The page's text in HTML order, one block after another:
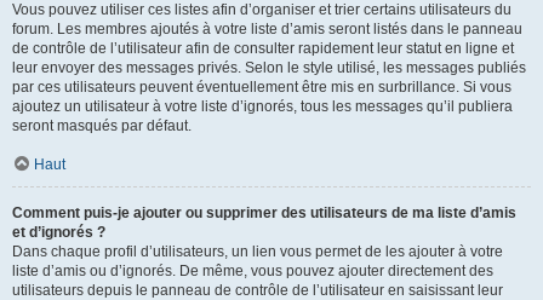
Vous pouvez utiliser ces listes afin d’organiser et trier certains utilisateurs du
forum. Les membres ajoutés à votre liste d’amis seront listés dans le panneau
de contrôle de l’utilisateur afin de consulter rapidement leur statut en ligne et
leur envoyer des messages privés. Selon le style utilisé, les messages publiés
par ces utilisateurs peuvent éventuellement être mis en surbrillance. Si vous
ajoutez un utilisateur à votre liste d’ignorés, tous les messages qu’il publiera
seront masqués par défaut.
Haut
Comment puis-je ajouter ou supprimer des utilisateurs de ma liste d’amis
et d’ignorés ?
Dans chaque profil d’utilisateurs, un lien vous permet de les ajouter à votre
liste d’amis ou d’ignorés. De même, vous pouvez ajouter directement des
utilisateurs depuis le panneau de contrôle de l’utilisateur en saisissant leur